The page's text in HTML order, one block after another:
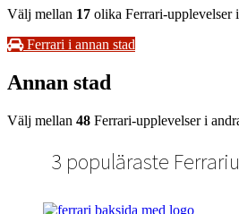
Välj mellan 17 olika Ferrari-upplevelser
Ferrari i annan stad
Annan stad
Välj mellan 48 Ferrari-upplevelser i
3 populäraste